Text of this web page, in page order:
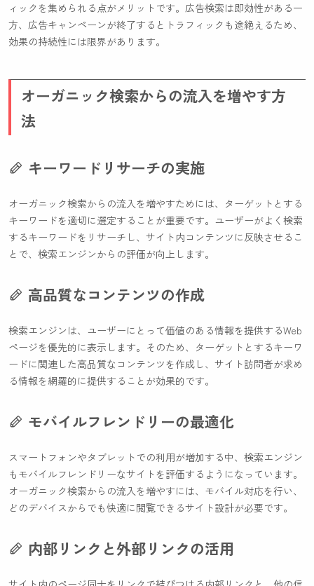
ィックを集められる点がメリットです。広告検索は即効性がある一
方、広告キャンペーンが終了するとトラフィックも途絶えるため、
効果の持続性には限界があります。
オーガニック検索からの流入を増やす方
法
キーワードリサーチの実施
オーガニック検索からの流入を増やすためには、ターゲットとする
キーワードを適切に選定することが重要です。ユーザーがよく検索
するキーワードをリサーチし、サイト内コンテンツに反映させるこ
とで、検索エンジンからの評価が向上します。
高品質なコンテンツの作成
検索エンジンは、ユーザーにとって価値のある情報を提供するWeb
ページを優先的に表示します。そのため、ターゲットとするキーワ
ードに関連した高品質なコンテンツを作成し、サイト訪問者が求め
る情報を網羅的に提供することが効果的です。
モバイルフレンドリーの最適化
スマートフォンやタブレットでの利用が増加する中、検索エンジン
もモバイルフレンドリーなサイトを評価するようになっています。
オーガニック検索からの流入を増やすには、モバイル対応を行い、
どのデバイスからでも快適に閲覧できるサイト設計が必要です。
内部リンクと外部リンクの活用